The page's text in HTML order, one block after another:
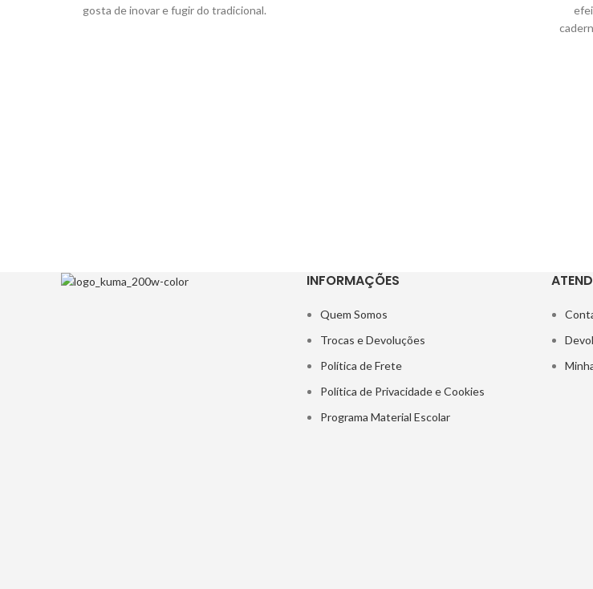
gosta de inovar e fugir do tradicional.
INFORMAÇÕES
Quem Somos
Trocas e Devoluções
Política de Frete
Política de Privacidade e Cookies
Programa Material Escolar